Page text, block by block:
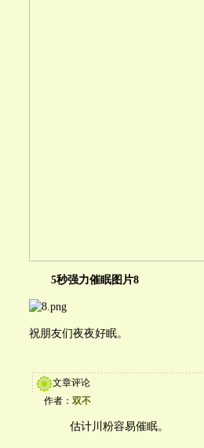
5秒强力催眠图片8
祝朋友们夜夜好眠。
文章评论
作者： 双不
估计川粉容易催眠。